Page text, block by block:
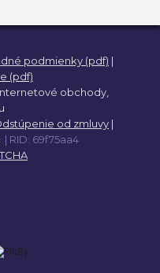
podmienky (pdf) |
(pdf)
obchody,
od zmluvy |
| RID: 69f75aa4